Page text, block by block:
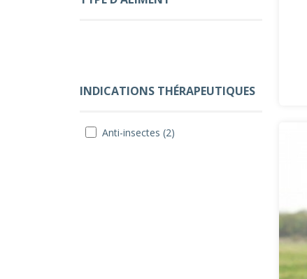
INDICATIONS THÉRAPEUTIQUES
Anti-insectes (2)